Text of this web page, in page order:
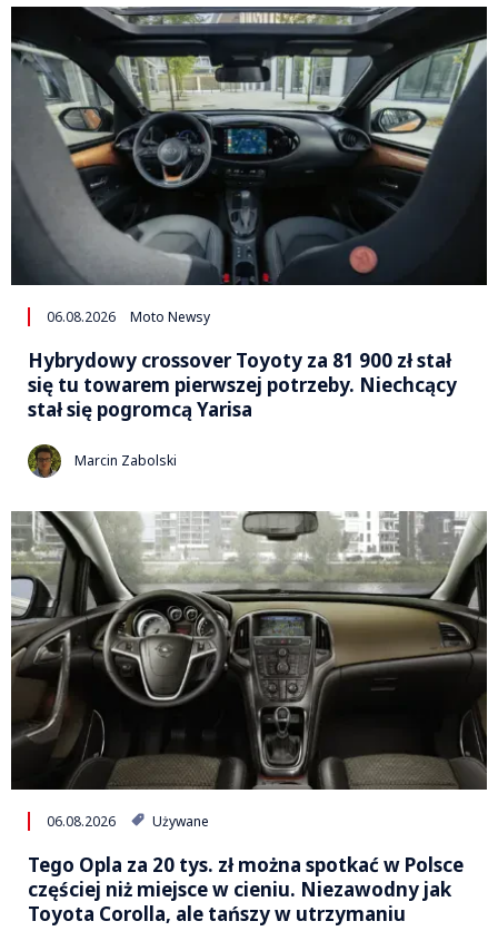
06.08.2026 Moto Newsy
Hybrydowy crossover Toyoty za 81 900 zł stał
się tu towarem pierwszej potrzeby. Niechcący
stał się pogromcą Yarisa
Marcin Zabolski
06.08.2026 Używane
Tego Opla za 20 tys. zł można spotkać w Polsce
częściej niż miejsce w cieniu. Niezawodny jak
Toyota Corolla, ale tańszy w utrzymaniu